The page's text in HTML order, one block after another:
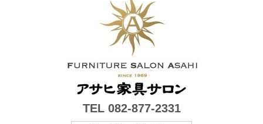
TEL 082-877-2331